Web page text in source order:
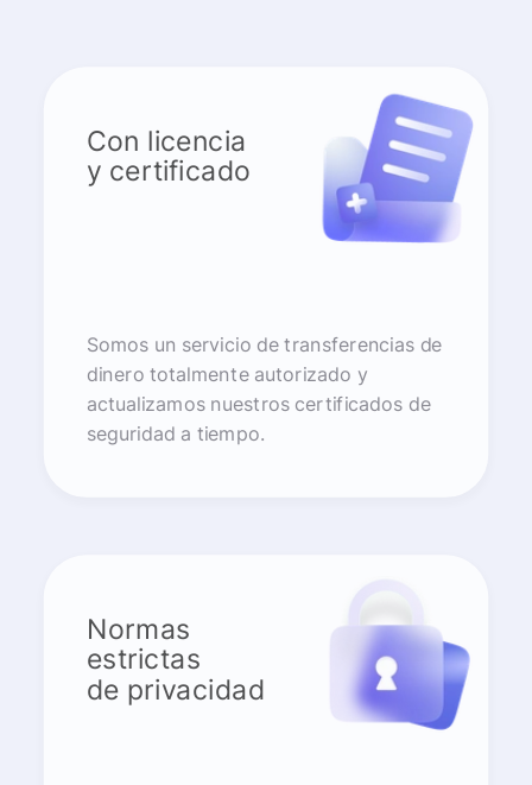
Con licencia
y certificado
Somos un servicio de transferencias de
dinero totalmente autorizado y
actualizamos nuestros certificados de
seguridad a tiempo.
Normas
estrictas
de privacidad